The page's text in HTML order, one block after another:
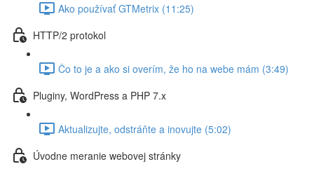
Ako používať GTMetrix (11:25)
HTTP/2 protokol
Čo to je a ako si overím, že ho na webe mám (3:49)
Pluginy, WordPress a PHP 7.x
Aktualizujte, odstráňte a inovujte (5:02)
Úvodne meranie webovej stránky